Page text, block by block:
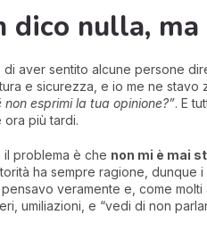
dico nulla,
di aver sentito alcune persone
e sicurezza, e io me ne stavo
non esprimi la tua opinione?”. E
ora più tardi.
il problema è che non mi è mai
ha sempre ragione,
veramente e, come
umiliazioni, e “vedi di non